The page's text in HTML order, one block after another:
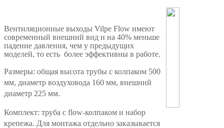
Вентиляционные выходы Vilpe Flow имеют
современный внешний вид и на 40% меньше
падение давления, чем у предыдущих
моделей, то есть более эффективны в работе.
Размеры: общая высота трубы с колпаком 500
мм, диаметр воздуховода 160 мм, внешний
диаметр 225 мм.
Комплект: труба с flow-колпаком и набор
крепежа. Для монтажа отдельно заказывается